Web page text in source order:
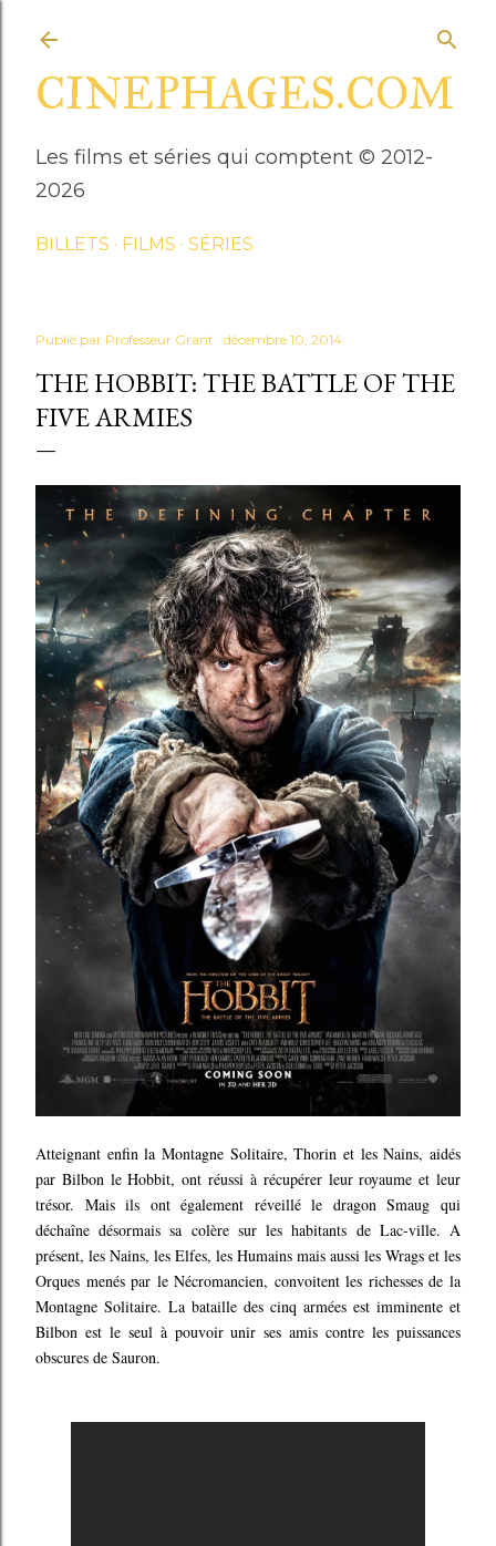
CINEPHAGES.COM
Les films et séries qui comptent © 2012-
2026
BILLETS FILMS SÉRIES
Publié par Professeur Grant décembre 10, 2014
THE HOBBIT: THE BATTLE OF THE
FIVE ARMIES
Atteignant enfin la Montagne Solitaire, Thorin et les Nains, aidés
par Bilbon le Hobbit, ont réussi à récupérer leur royaume et leur
trésor. Mais ils ont également réveillé le dragon Smaug qui
déchaîne désormais sa colère sur les habitants de Lac-ville. A
présent, les Nains, les Elfes, les Humains mais aussi les Wrags et les
Orques menés par le Nécromancien, convoitent les richesses de la
Montagne Solitaire. La bataille des cinq armées est imminente et
Bilbon est le seul à pouvoir unir ses amis contre les puissances
obscures de Sauron.